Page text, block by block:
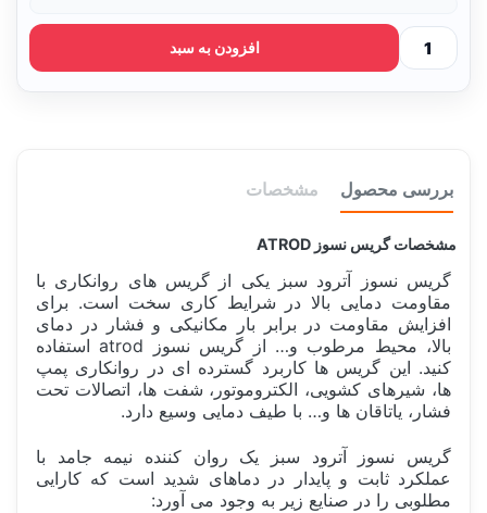
افزودن به سبد
بررسی محصول مشخصات
مشخصات گریس نسوز ATROD
گریس نسوز آترود سبز
یکی از گریس های روانکاری با
مقاومت دمایی بالا در شرایط کاری سخت است. برای
افزایش مقاومت در برابر بار مکانیکی و فشار در دمای
بالا، محیط مرطوب و… از گریس نسوز atrod استفاده
کنید. این گریس ها کاربرد گسترده ای در روانکاری پمپ
ها، شیرهای کشویی، الکتروموتور، شفت ها، اتصالات تحت
فشار، یاتاقان ها و… با طیف دمایی وسیع دارد.
گریس نسوز آترود سبز یک روان کننده نیمه جامد با
عملکرد ثابت و پایدار در دماهای شدید است که کارایی
مطلوبی را در صنایع زیر به وجود می آورد: